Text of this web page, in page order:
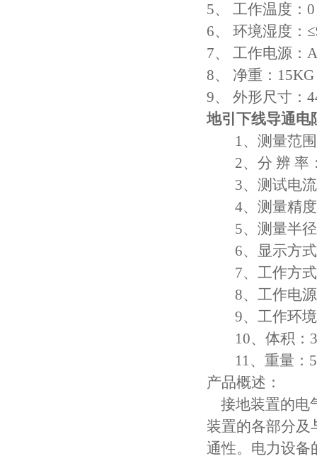
5、 工作温度：
6、 环境湿度：
7、 工作电源：
8、 净重：15KG
9、 外形尺寸：
地引下线导通电
1、测量范围
2、分 辨 率
3、测试电流
4、测量精度
5、测量半径
6、显示方式
7、工作方式
8、工作电源
9、工作环境
10、体积：
11、重量：
产品概述：
接地装置的电
装置的各部分及
通性。电力设备